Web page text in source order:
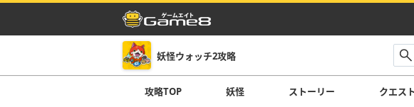
妖怪ウォッチ2攻略
攻略TOP 妖怪 ストーリー クエスト